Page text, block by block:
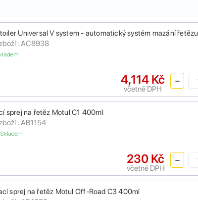
Universal V system - automatický systém mazání řetězu
: AC8938
4,114 Kč
včetně DPH
sprej na řetěz Motul C1 400ml
: AB1154
230 Kč
včetně DPH
sprej na řetěz Motul Off-Road C3 400ml